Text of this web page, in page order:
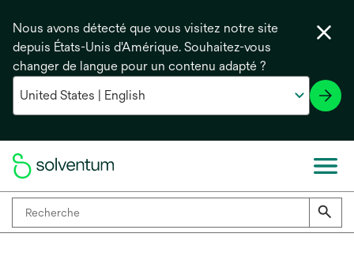
Nous avons détecté que vous visitez notre site
depuis États-Unis d'Amérique. Souhaitez-vous
changer de langue pour un contenu adapté ?